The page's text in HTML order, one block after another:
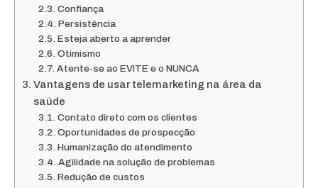
Confiança
Persistência
Esteja aberto a aprender
Otimismo
Atente-se ao EVITE e o NUNCA
Vantagens de usar telemarketing na área da
saúde
Contato direto com os clientes
Oportunidades de prospecção
Humanização do atendimento
Agilidade na solução de problemas
Redução de custos